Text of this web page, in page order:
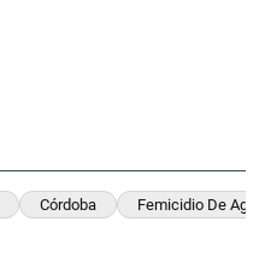
Córdoba Femicidio De